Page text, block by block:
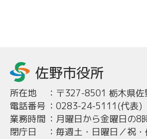
所在地 ： 〒327-8501 栃木県
電話番号 ： 0283-24-5111(代表)
業務時間 ： 月曜日から金曜日の
閉庁日
： 毎週土・日曜日／祝